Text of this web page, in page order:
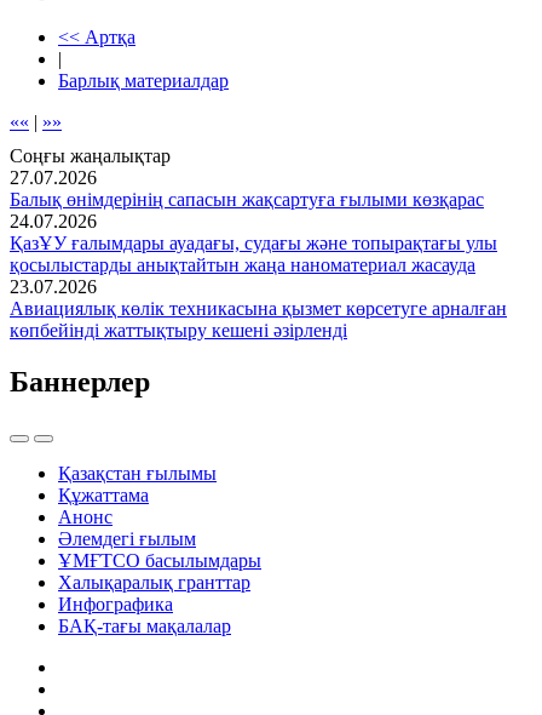
<< Артқа
|
Барлық материалдар
«« | »»
Соңғы жаңалықтар
27.07.2026
Балық өнімдерінің сапасын жақсартуға ғылыми көзқарас
24.07.2026
ҚазҰУ ғалымдары ауадағы, судағы және топырақтағы улы
қосылыстарды анықтайтын жаңа наноматериал жасауда
23.07.2026
Авиациялық көлік техникасына қызмет көрсетуге арналған
көпбейінді жаттықтыру кешені әзірленді
Баннерлер
Қазақстан ғылымы
Құжаттама
Анонс
Әлемдегі ғылым
ҰМҒТСО басылымдары
Халықаралық гранттар
Инфографика
БАҚ-тағы мақалалар